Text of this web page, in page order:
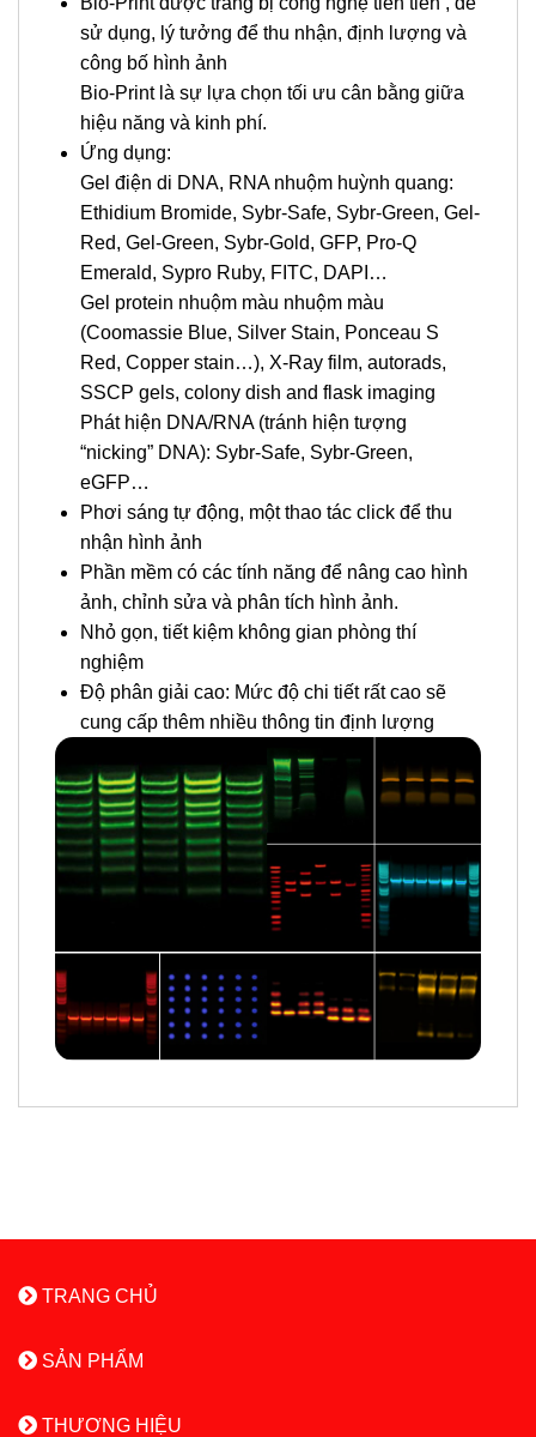
sử dụng, lý tưởng để thu nhận, định lượng và
công bố hình ảnh
Bio-Print là sự lựa chọn tối ưu cân bằng giữa
hiệu năng và kinh phí.
Ứng dụng:
Gel điện di DNA, RNA nhuộm huỳnh quang:
Ethidium Bromide, Sybr-Safe, Sybr-Green, Gel-
Red, Gel-Green, Sybr-Gold, GFP, Pro-Q
Emerald, Sypro Ruby, FITC, DAPI…
Gel protein nhuộm màu nhuộm màu
(Coomassie Blue, Silver Stain, Ponceau S
Red, Copper stain…), X-Ray film, autorads,
SSCP gels, colony dish and flask imaging
Phát hiện DNA/RNA (tránh hiện tượng
“nicking” DNA): Sybr-Safe, Sybr-Green,
eGFP…
Phơi sáng tự động, một thao tác click để thu
nhận hình ảnh
Phần mềm có các tính năng để nâng cao hình
ảnh, chỉnh sửa và phân tích hình ảnh.
Nhỏ gọn, tiết kiệm không gian phòng thí
nghiệm
Độ phân giải cao: Mức độ chi tiết rất cao sẽ
cung cấp thêm nhiều thông tin định lượng
TRANG CHỦ
SẢN PHẨM
THƯƠNG HIỆU